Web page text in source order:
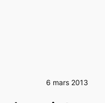
6 mars 2013